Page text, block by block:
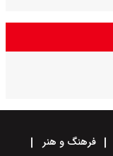
فرهنگ و هنر